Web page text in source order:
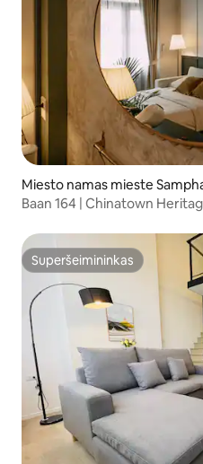
Miesto namas mieste
Baan 164 | Chinatown
Superšeimininkas
Superšeimininkas